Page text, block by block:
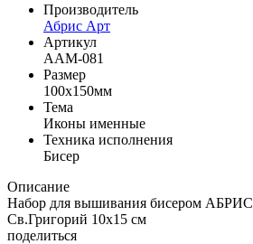
Производитель
Абрис Арт
Артикул
AAM-081
Размер
100x150мм
Тема
Иконы именные
Техника исполнения
Бисер
Описание
Набор для вышивания бисером
Св.Григорий 10x15 см
поделиться